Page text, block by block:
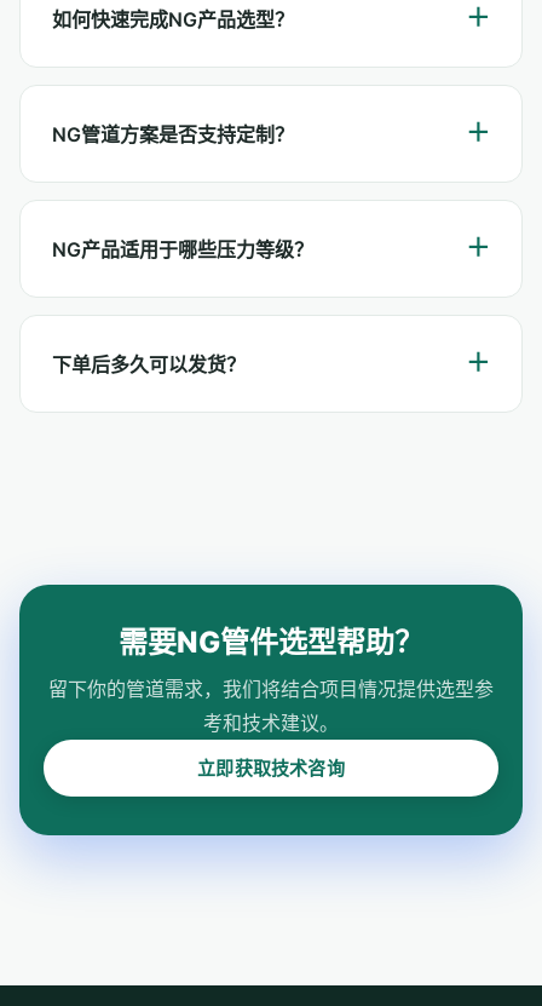
如何快速完成NG产品选型？
NG管道方案是否支持定制？
NG产品适用于哪些压力等级？
下单后多久可以发货？
需要NG管件选型帮助？
留下你的管道需求，我们将结合项目情况提供选型参
考和技术建议。
立即获取技术咨询